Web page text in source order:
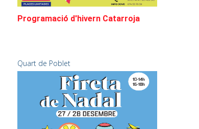
Programació d'hivern Catarroja
Quart de Poblet